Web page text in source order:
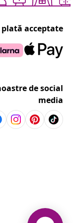
plată acceptate
de social
media